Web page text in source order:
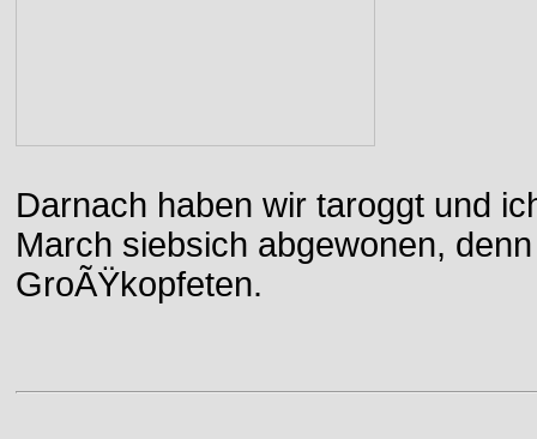
Darnach haben wir taroggt und
March siebsich abgewonen,
GroÃŸkopfeten.